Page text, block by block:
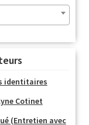
identitaires
Cotinet
(Entretien avec